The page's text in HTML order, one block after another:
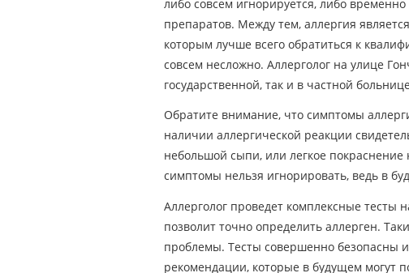
либо совсем игнорируется, либо
препаратов. Между тем, аллергия
которым лучше всего обратиться к
совсем несложно. Аллерголог на улице
государственной, так и в частной
Обратите внимание, что симптомы
наличии аллергической реакции
небольшой сыпи, или легкое
симптомы нельзя игнорировать, ведь в
Аллерголог проведет комплексные
позволит точно определить аллерген.
проблемы. Тесты совершенно безопасны
рекомендации, которые в будущем могут